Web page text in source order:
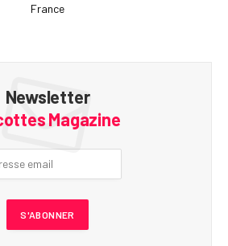
France
Newsletter
Magazine